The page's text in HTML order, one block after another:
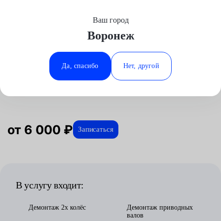
Минеральные Воды
Ростов-на-Дону
Ставрополь
Ваш город
Воронеж
Да, спасибо Нет, другой
ОтзывыАвтосервис
Замена МКПП для Subaru в
Воронеже
от 6 000 ₽ Записаться
В услугу входит:
Демонтаж 2х колёс
Демонтаж приводных
валов